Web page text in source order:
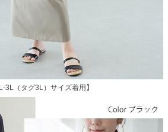
（タグ3L）サイズ着用】